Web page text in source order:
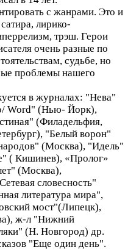
с жанрами. Это и
лирико-
трэш. Герои
очень разные по
судьбе, но
проблемы нашего
в журналах: "Нева"
Word" (Нью- Йорк),
(Филадельфия,
"Белый ворон"
(Москва), "Идель"
( Кишинев), «Пролог»
(Москва),
словесность"
литература мира",
мост"(Липецк),
ж-л "Нижний
(Н. Новгород) др.
"Еще один день".